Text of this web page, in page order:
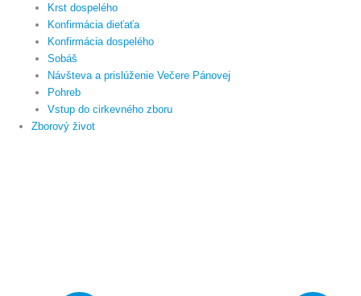
Krst dospelého
Konfirmácia dieťaťa
Konfirmácia dospelého
Sobáš
Návšteva a prislúženie Večere Pánovej
Pohreb
Vstup do cirkevného zboru
Zborový život